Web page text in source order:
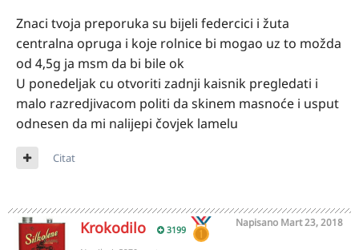
Znaci tvoja preporuka su bijeli federcici i žuta
centralna opruga i koje rolnice bi mogao uz to možda
od 4,5g ja msm da bi bile ok
U ponedeljak cu otvoriti zadnji kaisnik pregledati i
malo razredjivacom politi da skinem masnoće i usput
odnesen da mi nalijepi čovjek lamelu
Citat
Krokodilo 3199
Napisano Mart 23, 2018